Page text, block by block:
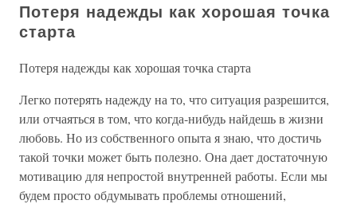
Потеря надежды как хорошая точка
старта
Потеря надежды как хорошая точка старта
Легко потерять надежду на то, что ситуация разрешится,
или отчаяться в том, что когда-нибудь найдешь в жизни
любовь. Но из собственного опыта я знаю, что достичь
такой точки может быть полезно. Она дает достаточную
мотивацию для непростой внутренней работы. Если мы
будем просто обдумывать проблемы отношений,